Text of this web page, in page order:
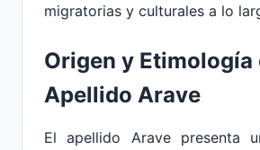
migratorias y culturales a lo
Origen y Etimología
Apellido Arave
El apellido Arave presenta